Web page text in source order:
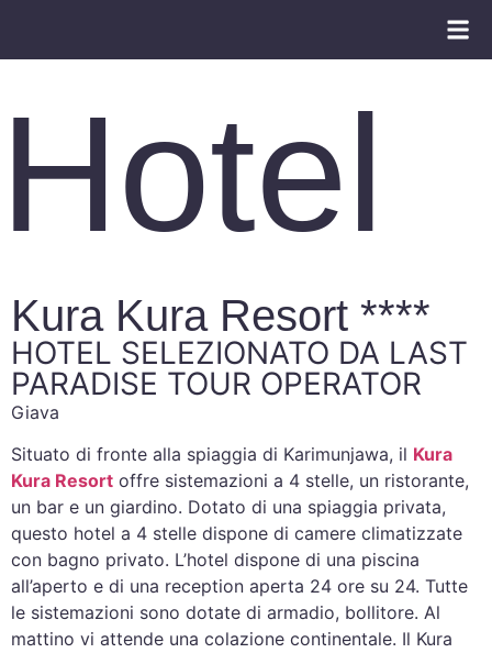
Hotel
Kura Kura Resort ****
HOTEL SELEZIONATO DA LAST
PARADISE TOUR OPERATOR
Giava
Situato di fronte alla spiaggia di Karimunjawa, il Kura
Kura Resort offre sistemazioni a 4 stelle, un ristorante,
un bar e un giardino. Dotato di una spiaggia privata,
questo hotel a 4 stelle dispone di camere climatizzate
con bagno privato. L’hotel dispone di una piscina
all’aperto e di una reception aperta 24 ore su 24. Tutte
le sistemazioni sono dotate di armadio, bollitore. Al
mattino vi attende una colazione continentale. Il Kura